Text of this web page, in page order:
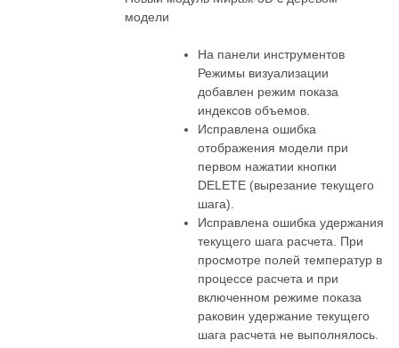
модели
На панели инструментов
Режимы визуализации
добавлен режим показа
индексов объемов.
Исправлена ошибка
отображения модели при
первом нажатии кнопки
DELETE (вырезание текущего
шага).
Исправлена ошибка удержания
текущего шага расчета. При
просмотре полей температур в
процессе расчета и при
включенном режиме показа
раковин удержание текущего
шага расчета не выполнялось.